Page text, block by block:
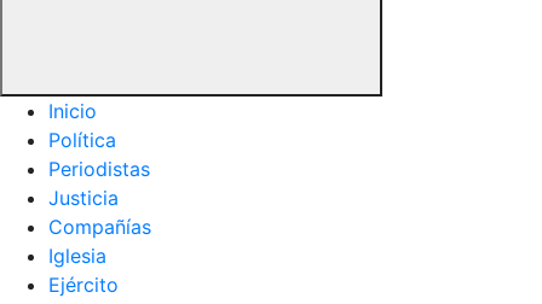
Inicio
Política
Periodistas
Justicia
Compañías
Iglesia
Ejército